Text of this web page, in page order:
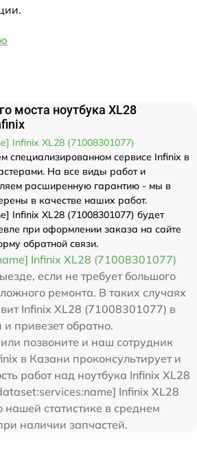
моста ноутбука XL28
Infinix XL28 (71008301077)
специализированном сервисе Infinix в
На все виды работ и
расширенную гарантию - мы в
в качестве наших работ.
Infinix XL28 (71008301077) будет
при оформлении заказа на сайте
обратной связи.
Infinix XL28 (71008301077)
если не требует большого
ремонта. В таких случаях
Infinix XL28 (71008301077) в
привезет обратно.
позвоните и наш сотрудник
в Казани проконсультирует и
работ над ноутбука Infinix XL28
Infinix XL28
статистике в среднем
наличии запчастей.